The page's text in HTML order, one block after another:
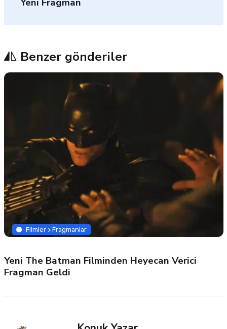
Yeni Fragman
Benzer gönderiler
Filmler > Fragmanlar
Yeni The Batman Filminden Heyecan Verici
Fragman Geldi